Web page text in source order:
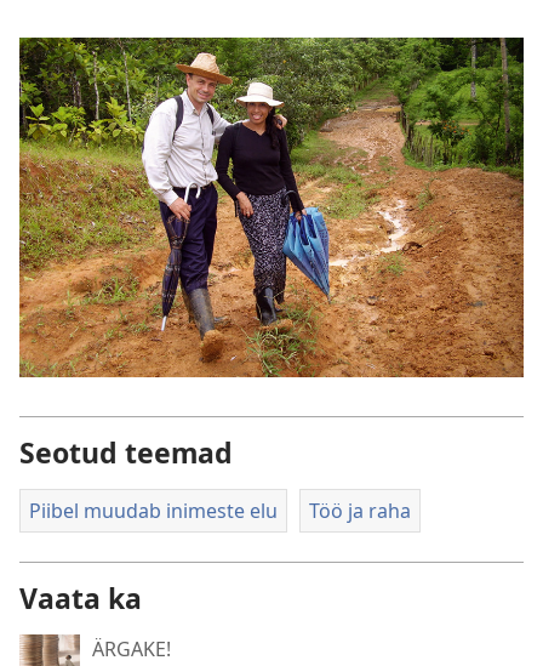
Seotud teemad
Piibel muudab inimeste elu Töö ja raha
Vaata ka
ÄRGAKE!